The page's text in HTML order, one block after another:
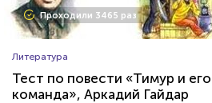
Проходили 3465 раз
Литература
Тест по повести «Тимур и его
команда», Аркадий Гайдар